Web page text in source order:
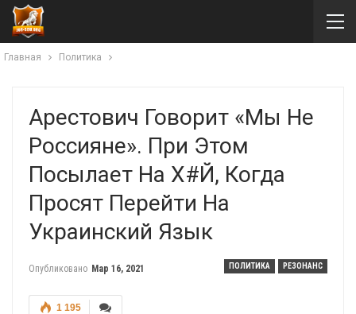
Главная Политика
Арестович Говорит «Мы Не
Россияне». При Этом
Посылает На Х#й, Когда
Просят Перейти На
Украинский Язык
ПОЛИТИКА РЕЗОНАНС
Опубликовано Мар 16, 2021
1 195